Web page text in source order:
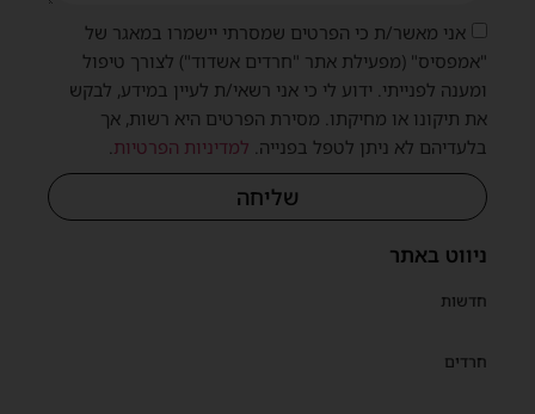
ניווט באתר
חדשות
חרדים
אני מאשר/ת כי הפרטים שמסרתי יישמרו במאגר של
"אמפסיס" (מפעילת אתר "חרדים אשדוד") לצורך טיפול
ומענה לפנייתי. ידוע לי כי אני רשאי/ת לעיין במידע, לבקש
את תיקונו או מחיקתו. מסירת הפרטים היא רשות, אך
בלעדיהם לא ניתן לטפל בפנייה. למדיניות הפרטיות.
שליחה